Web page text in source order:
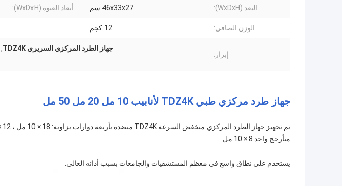
البعد (WxDxH): 46x33x27 سم أبعاد العبوة (WxDxH):
الوزن الصافي: 12 كجم
إبراز:
جهاز الطرد المركزي السريري TDZ4K ,
جهاز طرد مركزي طبي TDZ4K لأنابيب 10 مل 20 مل 50 مل
متأرجح واحد 8 × 10 مل.
يستخدم على نطاق واسع في معظم المستشفيات والجامعات بسبب أدائه العالي.